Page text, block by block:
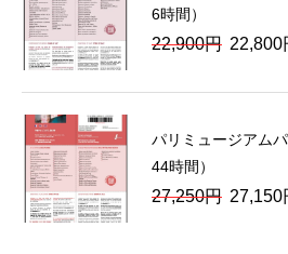
円
た。
6時間）
22,900円 元
価
は
円
22,800
パリミュージアム
44時間）
27,250円 元
27,150